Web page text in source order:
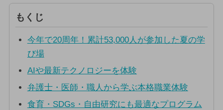
もくじ
今年で20周年！累計53,000人が参加した夏の学
び場
AIや最新テクノロジーを体験
弁護士・医師・職人から学ぶ本格職業体験
食育・SDGs・自由研究にも最適なプログラム